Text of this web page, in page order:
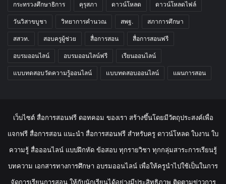
กระทรวงศึกษาธิการ คุรุสภา ดาวน์โหลด ดาวน์โหลดไฟล์
วันวิสาขบูชา วิทยาการคำนวณ สพฐ. สภาการศึกษา
สสวท. สอบครูผู้ช่วย สื่อการสอน สื่อการสอนฟรี
อบรมออนไลน์ อบรมออนไลน์ฟรี เรียนออนไลน์
แบบทดสอบวัดความรู้ออนไลน์ แบบทดสอบออนไลน์ แผนการสอน
เว็บไซต์ สื่อการสอนฟรี ดอทคอม ของเรา สร้างขึ้นโดยมีวัตถุประสงค์เพื่อ
แจกฟรี สื่อการสอน แนะนำ สื่อการสอนฟรี สำหรับครู ดาวน์โหลด ใบงาน ใบ
ความรู้ สื่อออนไลน์ แบบฝึกหัด ข้อสอบ ทุกรายวิชา ทุกกลุ่มสาระการเรียนรู้
บทความ เอกสารทางการศึกษา อบรมออนไลน์ เพื่อให้ครูนำไปใช้เป็นในการ
จัดการเรียนการสอน ให้กับนักเรียนได้อย่างมีประสิทธิภาพ ติดตามข่าวการ